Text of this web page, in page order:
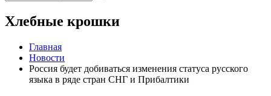
Хлебные крошки
Главная
Новости
Россия будет добиваться изменения статуса русского
языка в ряде стран СНГ и Прибалтики